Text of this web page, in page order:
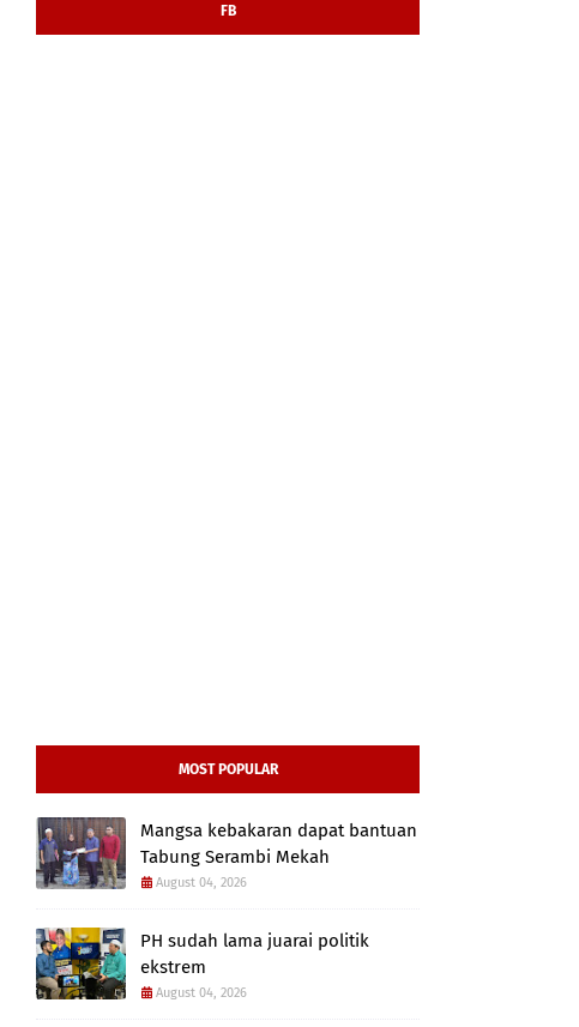
FB
MOST POPULAR
Mangsa kebakaran dapat bantuan
Tabung Serambi Mekah
August 04, 2026
PH sudah lama juarai politik
ekstrem
August 04, 2026